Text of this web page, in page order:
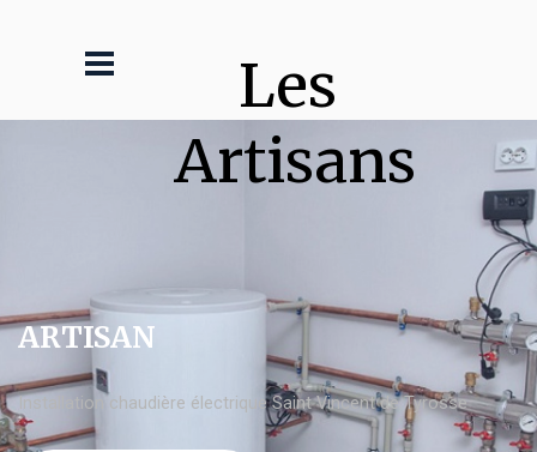
Les
Artisans
ARTISAN
Installation chaudière électrique Saint Vincent de Tyrosse